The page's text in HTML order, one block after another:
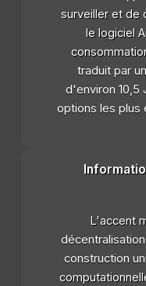
surveiller et de
le logiciel
traduit par
d'environ 10,5
options les plus
L'accent
construction